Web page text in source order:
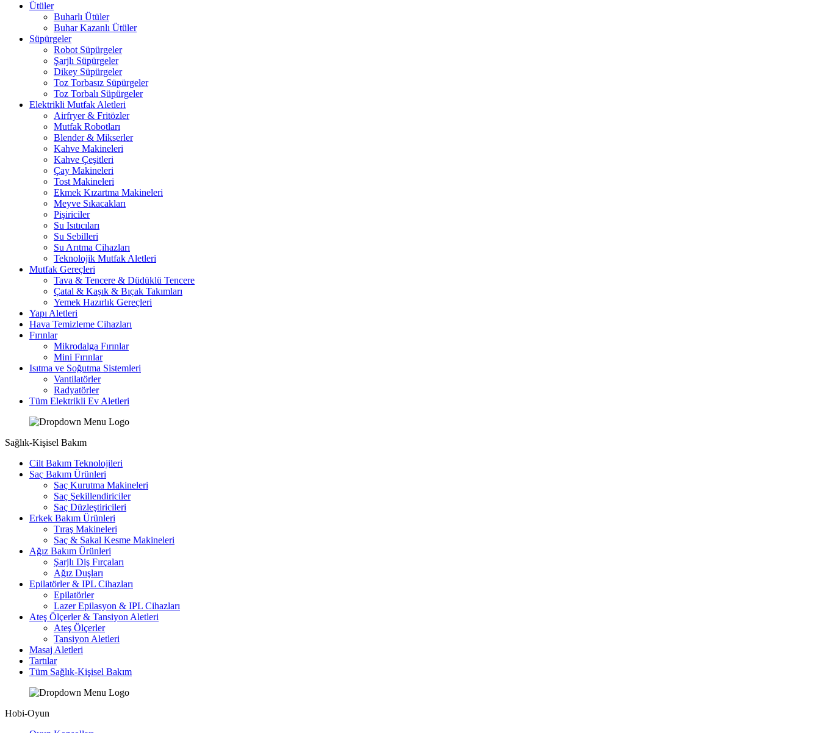
Ütüler
Buharlı Ütüler
Buhar Kazanlı Ütüler
Süpürgeler
Robot Süpürgeler
Şarjlı Süpürgeler
Dikey Süpürgeler
Toz Torbasız Süpürgeler
Toz Torbalı Süpürgeler
Elektrikli Mutfak Aletleri
Airfryer & Fritözler
Mutfak Robotları
Blender & Mikserler
Kahve Makineleri
Kahve Çeşitleri
Çay Makineleri
Tost Makineleri
Ekmek Kızartma Makineleri
Meyve Sıkacakları
Pişiriciler
Su Isıtıcıları
Su Sebilleri
Su Arıtma Cihazları
Teknolojik Mutfak Aletleri
Mutfak Gereçleri
Tava & Tencere & Düdüklü Tencere
Çatal & Kaşık & Bıçak Takımları
Yemek Hazırlık Gereçleri
Yapı Aletleri
Hava Temizleme Cihazları
Fırınlar
Mikrodalga Fırınlar
Mini Fırınlar
Isıtma ve Soğutma Sistemleri
Vantilatörler
Radyatörler
Tüm Elektrikli Ev Aletleri
Sağlık-Kişisel Bakım
Cilt Bakım Teknolojileri
Saç Bakım Ürünleri
Saç Kurutma Makineleri
Saç Şekillendiriciler
Saç Düzleştiricileri
Erkek Bakım Ürünleri
Tıraş Makineleri
Saç & Sakal Kesme Makineleri
Ağız Bakım Ürünleri
Şarjlı Diş Fırçaları
Ağız Duşları
Epilatörler & IPL Cihazları
Epilatörler
Lazer Epilasyon & IPL Cihazları
Ateş Ölçerler & Tansiyon Aletleri
Ateş Ölçerler
Tansiyon Aletleri
Masaj Aletleri
Tartılar
Tüm Sağlık-Kişisel Bakım
Hobi-Oyun